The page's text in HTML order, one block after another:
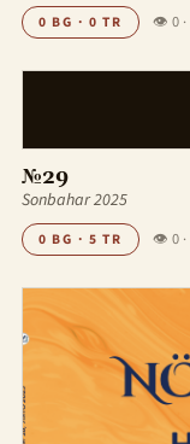
0 BG · 0 TR 👁 0·
№29
Sonbahar 2025
0 BG · 5 TR 👁 0·